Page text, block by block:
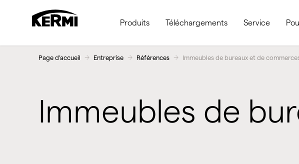
Produits Téléchargements Service
Page d’accueil Entreprise Références Immeubles de bureaux et de
Immeubles de